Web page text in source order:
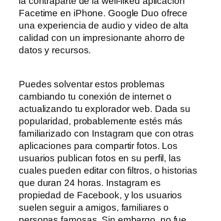
Facetime en iPhone. Google Duo ofrece
una experiencia de audio y video de alta
calidad con un impresionante ahorro de
datos y recursos.
Puedes solventar estos problemas
cambiando tu conexión de internet o
actualizando tu explorador web. Dada su
popularidad, probablemente estés más
familiarizado con Instagram que con otras
aplicaciones para compartir fotos. Los
usuarios publican fotos en su perfil, las
cuales pueden editar con filtros, o historias
que duran 24 horas. Instagram es
propiedad de Facebook, y los usuarios
suelen seguir a amigos, familiares o